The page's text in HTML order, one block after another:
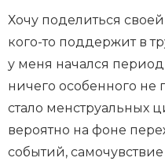
Хочу поделиться
кого-то поддержит в
у меня начался
ничего особенного не
стало менструальных
вероятно на фоне
событий,